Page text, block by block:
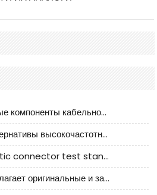
CNC Tech отечественные компоненты кабельной арматуры оценка и руководство по производственному внедрению
Анализ российской альтернативы высокочастотных кабельных колодцев I-PEX
CLIFF under the domestic connector test standard update
JST соединитель - предлагает оригинальные и заменяющие JST NSHR-02V-S соединители